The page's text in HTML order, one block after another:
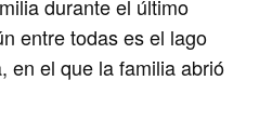
durante el último
entre todas es el lago
en el que la familia abrió